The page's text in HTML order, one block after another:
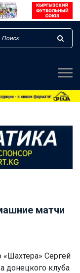
матчи
«Шахтера» Сергей
донецкого клуба